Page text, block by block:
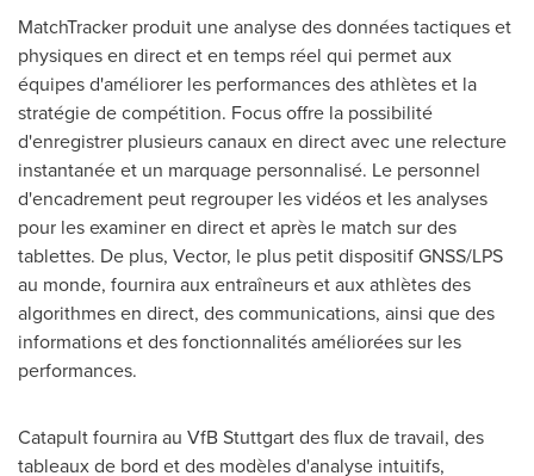
MatchTracker produit une analyse des données tactiques et
physiques en direct et en temps réel qui permet aux
équipes d'améliorer les performances des athlètes et la
stratégie de compétition. Focus offre la possibilité
d'enregistrer plusieurs canaux en direct avec une relecture
instantanée et un marquage personnalisé. Le personnel
d'encadrement peut regrouper les vidéos et les analyses
pour les examiner en direct et après le match sur des
tablettes. De plus, Vector, le plus petit dispositif GNSS/LPS
au monde, fournira aux entraîneurs et aux athlètes des
algorithmes en direct, des communications, ainsi que des
informations et des fonctionnalités améliorées sur les
performances.
Catapult fournira au VfB Stuttgart des flux de travail, des
tableaux de bord et des modèles d'analyse intuitifs,